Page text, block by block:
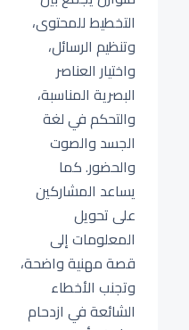
التخطيط للمحتوى،
وتنظيم الرسائل،
واختيار العناصر
البصرية المناسبة،
والتحكم في لغة
الجسد والصوت
والحضور. كما
يساعد المشاركين
على تحويل
المعلومات إلى
قصة مهنية واضحة،
وتجنب الأخطاء
الشائعة في ازدحام